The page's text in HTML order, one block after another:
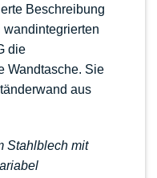
Beschreibung
die
Wandtasche. Sie
aus
Stahlblech mit